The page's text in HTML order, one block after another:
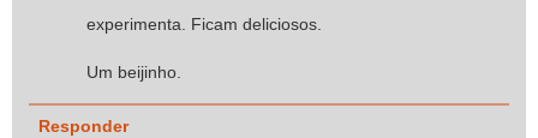
experimenta. Ficam deliciosos.
Um beijinho.
Responder